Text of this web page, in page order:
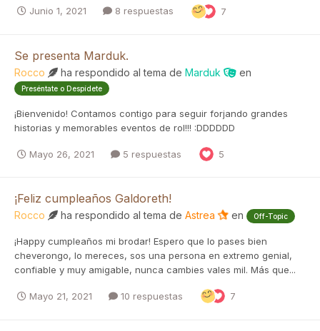
Junio 1, 2021 8 respuestas 7
Se presenta Marduk.
Rocco ha respondido al tema de Marduk en
Preséntate o Despídete
¡Bienvenido! Contamos contigo para seguir forjando grandes
historias y memorables eventos de rol!!! :DDDDDD
Mayo 26, 2021 5 respuestas 5
¡Feliz cumpleaños Galdoreth!
Rocco ha respondido al tema de Astrea en Off-Topic
¡Happy cumpleaños mi brodar! Espero que lo pases bien
cheverongo, lo mereces, sos una persona en extremo genial,
confiable y muy amigable, nunca cambies vales mil. Más que...
Mayo 21, 2021 10 respuestas 7